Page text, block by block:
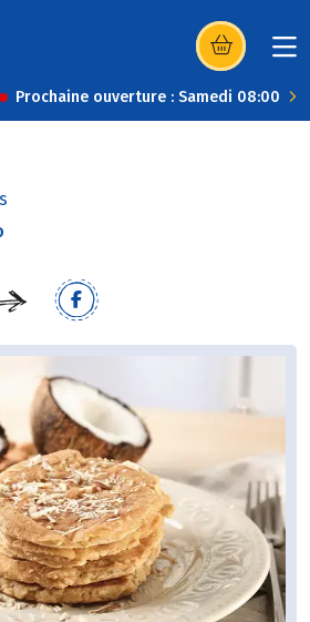
(s’ouvre dans
Prochaine ouverture : Samedi 08:00